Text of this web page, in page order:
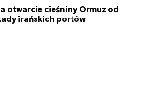
otwarcie cieśniny Ormuz od
irańskich portów